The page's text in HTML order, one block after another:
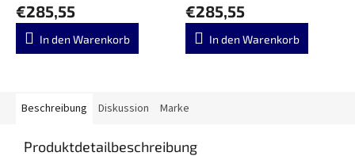
€285,55
In den Warenkorb
€285,55
In den Warenkorb
Beschreibung Diskussion Marke
Produktdetailbeschreibung